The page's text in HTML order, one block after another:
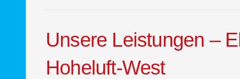
Unsere Leistungen –
Hoheluft-West